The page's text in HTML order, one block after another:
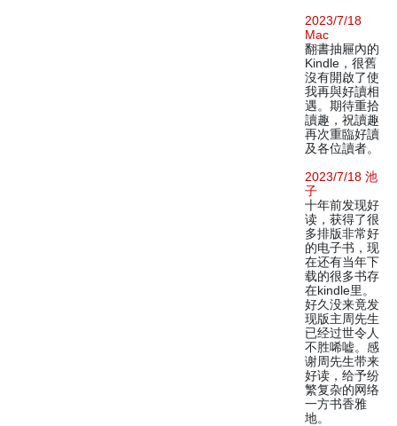
2023/7/18
Mac
翻書抽屜內的
Kindle，很舊
沒有開啟了使
我再與好讀相
遇。期待重拾
讀趣，祝讀趣
再次重臨好讀
及各位讀者。
2023/7/18 池
子
十年前发现好
读，获得了很
多排版非常好
的电子书，现
在还有当年下
载的很多书存
在kindle里。
好久没来竟发
现版主周先生
已经过世令人
不胜唏嘘。感
谢周先生带来
好读，给予纷
繁复杂的网络
一方书香雅
地。